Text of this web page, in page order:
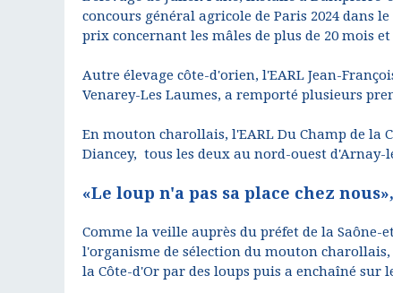
concours général agricole de Paris 2024 dans
prix concernant les mâles de plus de 20 mois
Autre élevage côte-d'orien, l'EARL Jean-
Venarey-Les Laumes, a remporté plusieurs
En mouton charollais, l'EARL Du Champ de la
Diancey, tous les deux au nord-ouest
«Le loup n'a pas sa place chez
Comme la veille auprès du préfet de la Saône-
l'organisme de sélection du mouton
la Côte-d'Or par des loups puis a enchaîné sur